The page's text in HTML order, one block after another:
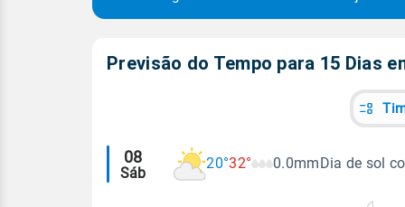
Previsão do Tempo para 15 Dias
Alertas
meteorológicos
08
Sáb
20°32° 0.0mm Dia de sol